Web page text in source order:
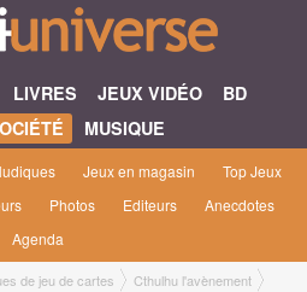
LIVRES JEUX VIDÉO
BD
MUSIQUE
Jeux en magasin
Top Jeux
Photos Editeurs
Anecdotes
Agenda
de jeu de cartes
Cthulhu l'avènement